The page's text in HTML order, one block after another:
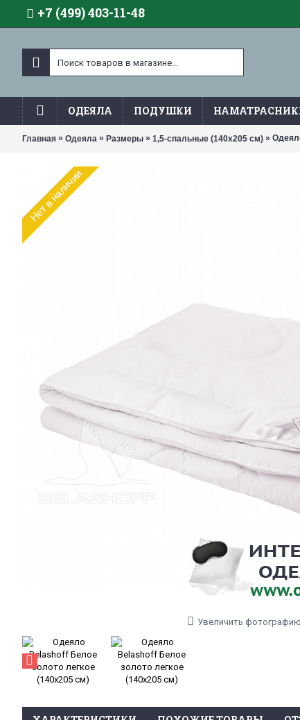
+7 (499) 403-11-48
ОДЕЯЛА ПОДУШКИ
Главная » Одеяла » Размеры » 1,5-спальные (140х205 см) »
Нет в наличии
Увеличить фотографию